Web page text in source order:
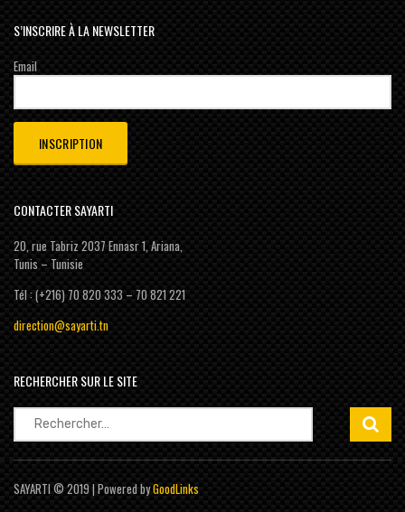
S’INSCRIRE À LA NEWSLETTER
Email
CONTACTER SAYARTI
20, rue Tabriz 2037 Ennasr 1, Ariana,
Tunis – Tunisie
Tél : (+216) 70 820 333 – 70 821 221
direction@sayarti.tn
RECHERCHER SUR LE SITE
Rechercher :
SAYARTI © 2019 | Powered byGoodLinks